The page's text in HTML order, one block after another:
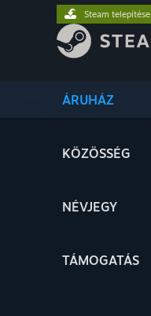
ÁRUHÁZ
KÖZÖSSÉG
NÉVJEGY
TÁMOGATÁS
Steam telepítése